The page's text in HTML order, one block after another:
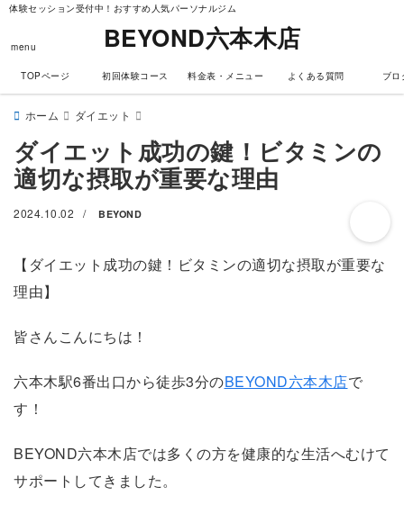
体験セッション受付中！おすすめ人気パーソナルジム
menu BEYOND六本木店
TOPページ 初回体験コース 料金表・メニュー よくある質問 ブロ
ホーム ダイエット
ダイエット成功の鍵！ビタミンの
適切な摂取が重要な理由
2024.10.02 / BEYOND
【ダイエット成功の鍵！ビタミンの適切な摂取が重要な
理由】
皆さんこんにちは！
六本木駅6番出口から徒歩3分のBEYOND六本木店で
す！
BEYOND六本木店では多くの方を健康的な生活へむけて
サポートしてきました。